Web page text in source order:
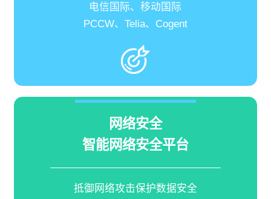
电信国际、移动国际
PCCW、Telia、Cogent
网络安全
智能网络安全平台
抵御网络攻击保护数据安全